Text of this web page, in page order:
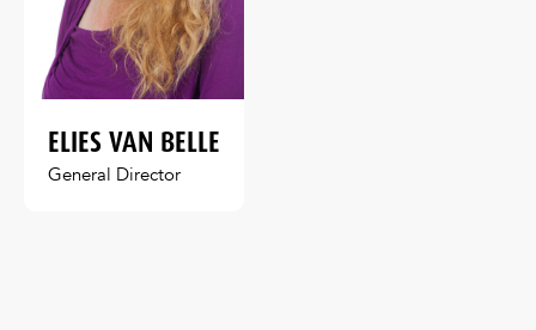
ELIES VAN BELLE
General Director